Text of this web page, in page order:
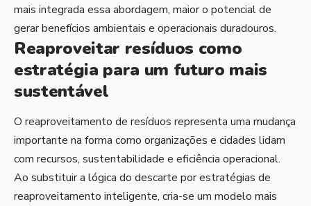
mais integrada essa abordagem, maior o potencial de
gerar benefícios ambientais e operacionais duradouros.
Reaproveitar resíduos como
estratégia para um futuro mais
sustentável
O reaproveitamento de resíduos representa uma mudança
importante na forma como organizações e cidades lidam
com recursos, sustentabilidade e eficiência operacional.
Ao substituir a lógica do descarte por estratégias de
reaproveitamento inteligente, cria-se um modelo mais